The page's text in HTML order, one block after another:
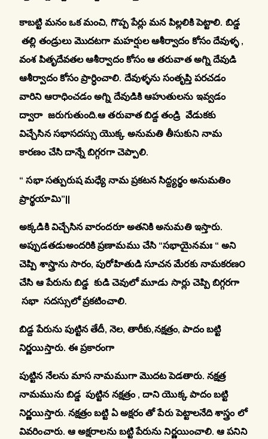
కాబట్టి మనం ఒక మంచి, గొప్ప పేర్లు మన పిల్లలికి పెట్టాలి. బిడ్డ
తల్లి తండ్రులు మొదటగా మహర్షుల ఆశీర్వాదం కోసం దేవుళ్ళ ,
వంశ పితృదేవతల ఆశీర్వాదం కోసం ఆ తరువాత అగ్ని దేవుడి
ఆశీర్వాదం కోసం ప్రార్ధించాలి. దేవుళ్ళను సంతృప్తి పరచడం
వారిని ఆరాధించడం అగ్ని దేవుడికి ఆహుతులను ఇవ్వడం
ద్వారా జరుగుతుంది.ఆ తరువాత బిడ్ద తండ్రి వేడుకకు
విచ్చేసిన సభాసదస్సు యొక్క అనుమతి తీసుకుని నామ
కారణం చేసి దాన్నే బిగ్గరగా చెప్పాలి.
“ సభా సత్పురుష మధ్యే నామ ప్రకటన సిద్ద్యర్థం అనుమతిం
ప్రార్థయామి”||
అక్కడికి విచ్చేసిన వారందరూ అతనికి అనుమతి ఇస్తారు.
అప్పుడతడుఅందరికి ప్రణామము చేసి “సభాయైనమః “ అని
చెప్పి శాస్త్రాను సారం, పురోహితుడి సూచన మేరకు నామకరణ౦
చేసి ఆ పేరును బిడ్డ కుడి చెవులో మూడు సార్లు చెప్పి బిగ్గరగా
సభా సదస్సులో ప్రకటించాలి.
బిడ్ద పేరును పుట్టిన తేదీ, నెల, తారీకు,నక్షత్రం, పాదం బట్టి
నిర్ణయిస్తారు. ఈ ప్రకారంగా
పుట్టిన నేలను మాస నామముగా మొదట పెడతారు. నక్షత్ర
నామమును బిడ్డ పుట్టిన నక్షత్రం , దాని యొక్క పాదం బట్టి
నిర్ణయిస్తారు. నక్షత్రం బట్టి ఏ అక్షరం తో పేరు పెట్టాలనేది శాస్త్రం లో
వివరించారు. ఆ అక్షరాలను బట్టి పేరును నిర్ణయించాలి. ఆ పనిని